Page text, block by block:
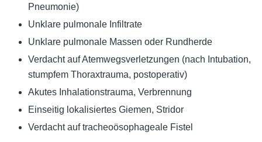
Pneumonie)
Unklare pulmonale Infiltrate
Unklare pulmonale Massen oder Rundherde
Verdacht auf Atemwegsverletzungen (nach Intubation,
stumpfem Thoraxtrauma, postoperativ)
Akutes Inhalationstrauma, Verbrennung
Einseitig lokalisiertes Giemen, Stridor
Verdacht auf tracheoösophageale Fistel